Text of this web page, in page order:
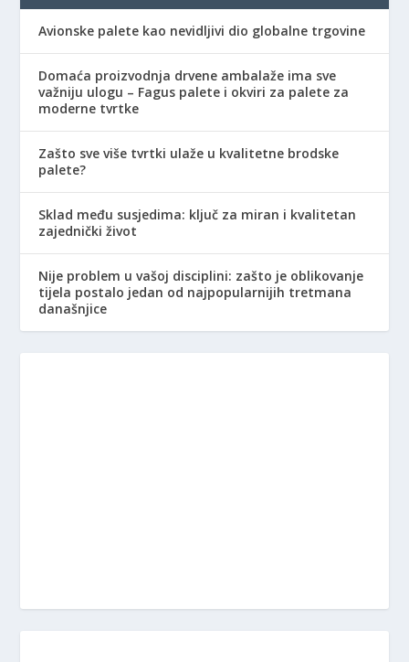
Avionske palete kao nevidljivi dio globalne trgovine
Domaća proizvodnja drvene ambalaže ima sve
važniju ulogu – Fagus palete i okviri za palete za
moderne tvrtke
Zašto sve više tvrtki ulaže u kvalitetne brodske
palete?
Sklad među susjedima: ključ za miran i kvalitetan
zajednički život
Nije problem u vašoj disciplini: zašto je oblikovanje
tijela postalo jedan od najpopularnijih tretmana
današnjice